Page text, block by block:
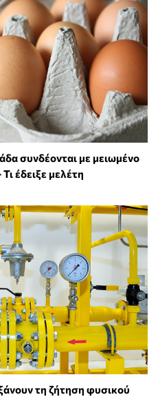
συνδέονται με μειωμένο
έδειξε μελέτη
τη ζήτηση φυσικού